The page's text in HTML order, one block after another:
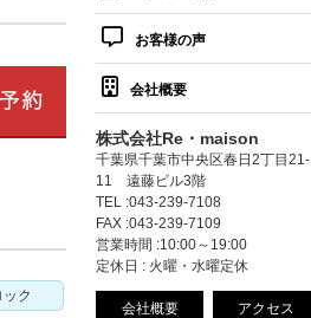
ク
お客様の声
会社概要
株式会社Re・maison
千葉県千葉市中央区春日2丁目21-
11 遠藤ビル3階
TEL :043-239-7108
FAX :043-239-7109
営業時間 :10:00～19:00
定休日 : 火曜・水曜定休
会社概要 アクセス